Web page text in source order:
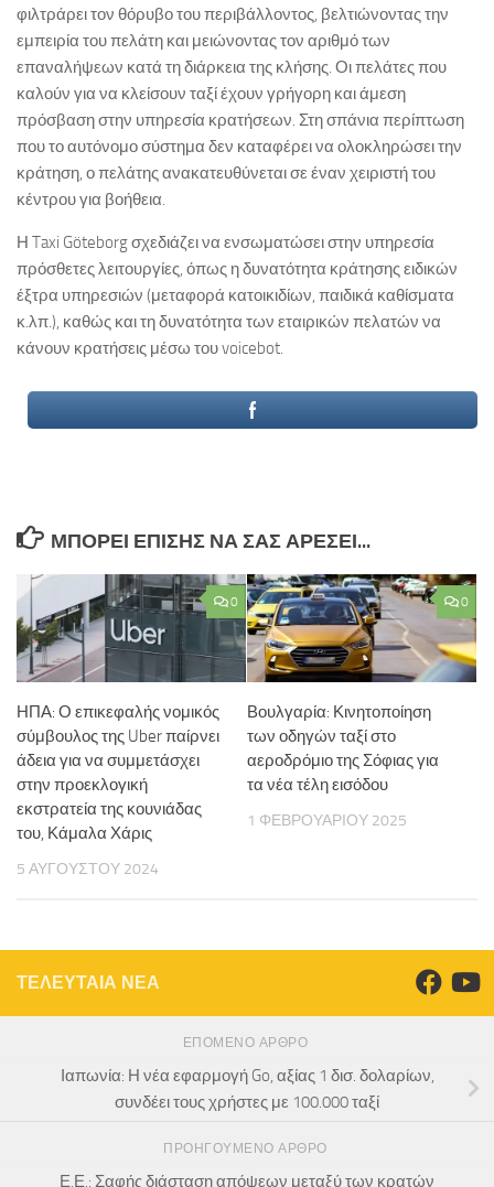
φιλτράρει τον θόρυβο του περιβάλλοντος, βελτιώνοντας την
εμπειρία του πελάτη και μειώνοντας τον αριθμό των
επαναλήψεων κατά τη διάρκεια της κλήσης. Οι πελάτες που
καλούν για να κλείσουν ταξί έχουν γρήγορη και άμεση
πρόσβαση στην υπηρεσία κρατήσεων. Στη σπάνια περίπτωση
που το αυτόνομο σύστημα δεν καταφέρει να ολοκληρώσει την
κράτηση, ο πελάτης ανακατευθύνεται σε έναν χειριστή του
κέντρου για βοήθεια.
Η Taxi Göteborg σχεδιάζει να ενσωματώσει στην υπηρεσία
πρόσθετες λειτουργίες, όπως η δυνατότητα κράτησης ειδικών
έξτρα υπηρεσιών (μεταφορά κατοικιδίων, παιδικά καθίσματα
κ.λπ.), καθώς και τη δυνατότητα των εταιρικών πελατών να
κάνουν κρατήσεις μέσω του voicebot.
ΜΠΟΡΕΊ ΕΠΊΣΗΣ ΝΑ ΣΑΣ ΑΡΈΣΕΙ...
0
ΗΠΑ: Ο επικεφαλής νομικός
σύμβουλος της Uber παίρνει
άδεια για να συμμετάσχει
στην προεκλογική
εκστρατεία της κουνιάδας
του, Κάμαλα Χάρις
5 ΑΥΓΟΎΣΤΟΥ 2024
0
Βουλγαρία: Κινητοποίηση
των οδηγών ταξί στο
αεροδρόμιο της Σόφιας για
τα νέα τέλη εισόδου
1 ΦΕΒΡΟΥΑΡΊΟΥ 2025
ΤΕΛΕΥΤΑΙΑ ΝΕΑ
ΕΠΌΜΕΝΟ ΆΡΘΡΟ
Ιαπωνία: Η νέα εφαρμογή Go, αξίας 1 δισ. δολαρίων,
συνδέει τους χρήστες με 100.000 ταξί
ΠΡΟΗΓΟΎΜΕΝΟ ΆΡΘΡΟ
Ε.Ε.: Σαφής διάσταση απόψεων μεταξύ των κρατών